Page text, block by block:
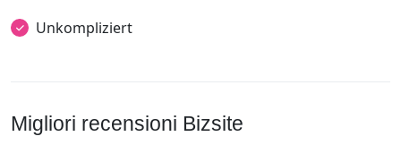
Unkompliziert
Migliori recensioni Bizsite